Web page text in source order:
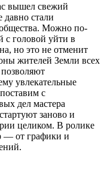
вышел свежий
стали
Можно по-
с головой уйти в
но это не отменит
жителей Земли всех
увлекательные
с
дел мастера
заново и
целиком. В ролике
— от графики и